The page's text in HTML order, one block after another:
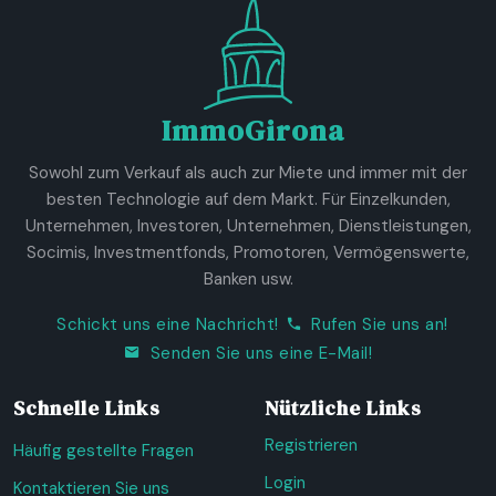
ImmoGirona
Sowohl zum Verkauf als auch zur Miete und immer mit der
besten Technologie auf dem Markt. Für Einzelkunden,
Unternehmen, Investoren, Unternehmen, Dienstleistungen,
Socimis, Investmentfonds, Promotoren, Vermögenswerte,
Banken usw.
Schickt uns eine Nachricht!
Rufen Sie uns an!
Senden Sie uns eine E-Mail!
Schnelle Links
Häufig gestellte Fragen
Kontaktieren Sie uns
Nützliche Links
Registrieren
Login